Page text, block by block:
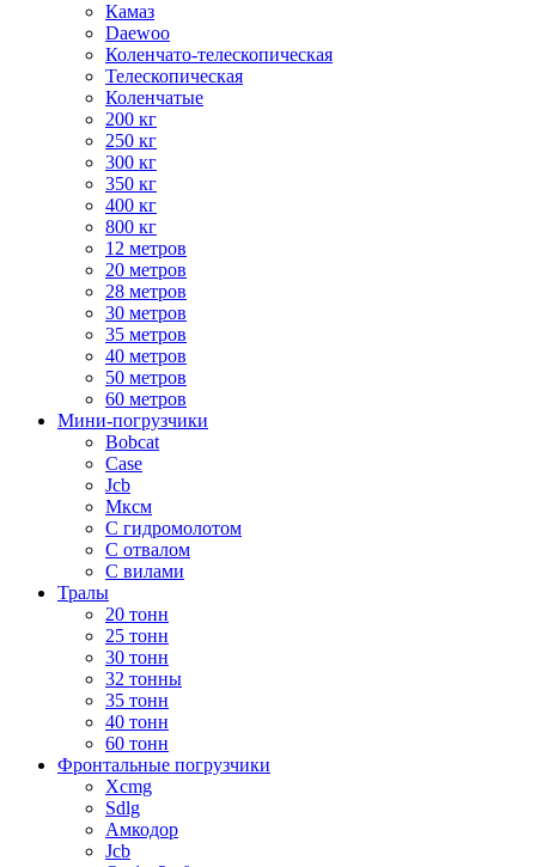
Камаз
Daewoo
Коленчато-телескопическая
Телескопическая
Коленчатые
200 кг
250 кг
300 кг
350 кг
400 кг
800 кг
12 метров
20 метров
28 метров
30 метров
35 метров
40 метров
50 метров
60 метров
Мини-погрузчики
Bobcat
Case
Jcb
Мксм
С гидромолотом
С отвалом
С вилами
Тралы
20 тонн
25 тонн
30 тонн
32 тонны
35 тонн
40 тонн
60 тонн
Фронтальные погрузчики
Xcmg
Sdlg
Амкодор
Jcb